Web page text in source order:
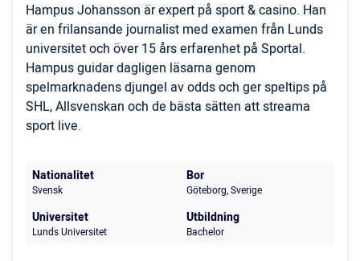
Hampus Johansson är expert på sport & casino. Han
är en frilansande journalist med examen från Lunds
universitet och över 15 års erfarenhet på Sportal.
Hampus guidar dagligen läsarna genom
spelmarknadens djungel av odds och ger speltips på
SHL, Allsvenskan och de bästa sätten att streama
sport live.
Nationalitet
Svensk
Bor
Göteborg, Sverige
Universitet
Lunds Universitet
Utbildning
Bachelor